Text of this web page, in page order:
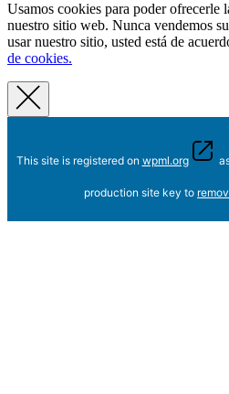
Usamos cookies para poder ofrecerle
nuestro sitio web. Nunca vendemos
usar nuestro sitio, usted está de
de cookies.
This site is registered on wpml.org
production site key to